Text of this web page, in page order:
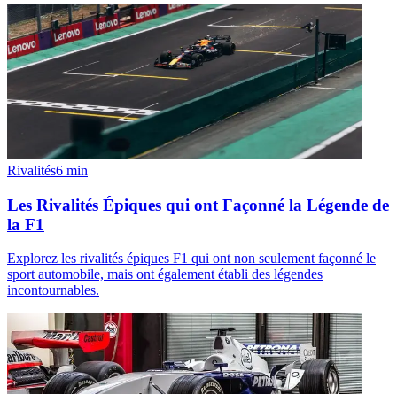
Rivalités6 min
Les Rivalités Épiques qui ont Façonné la Légende de
la F1
Explorez les rivalités épiques F1 qui ont non seulement façonné le
sport automobile, mais ont également établi des légendes
incontournables.